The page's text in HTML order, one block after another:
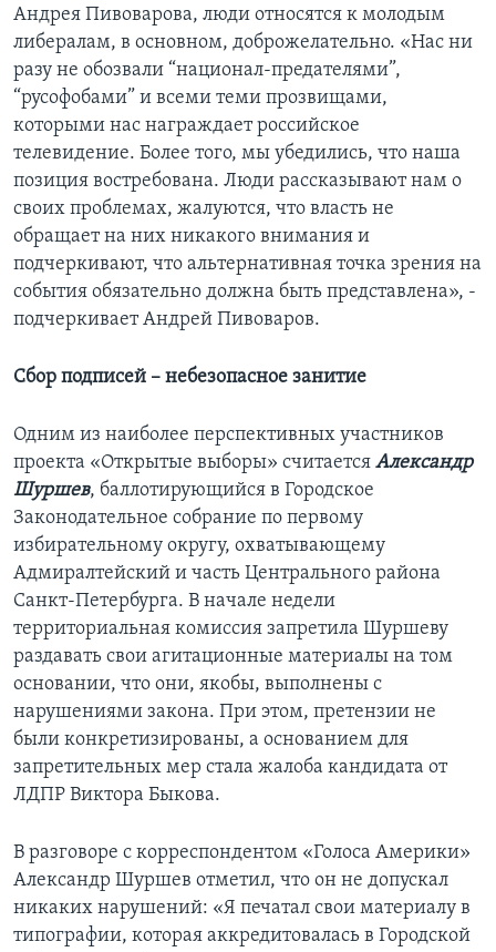
Андрея Пивоварова, люди относятся к молодым
либералам, в основном, доброжелательно. «Нас ни
разу не обозвали “национал-предателями”,
“русофобами” и всеми теми прозвищами,
которыми нас награждает российское
телевидение. Более того, мы убедились, что наша
позиция востребована. Люди рассказывают нам о
своих проблемах, жалуются, что власть не
обращает на них никакого внимания и
подчеркивают, что альтернативная точка зрения на
события обязательно должна быть представлена», -
подчеркивает Андрей Пивоваров.
Сбор подписей – небезопасное занитие
Одним из наиболее перспективных участников
проекта «Открытые выборы» считается Александр
Шуршев, баллотирующийся в Городское
Законодательное собрание по первому
избирательному округу, охватывающему
Адмиралтейский и часть Центрального района
Санкт-Петербурга. В начале недели
территориальная комиссия запретила Шуршеву
раздавать свои агитационные материалы на том
основании, что они, якобы, выполнены с
нарушениями закона. При этом, претензии не
были конкретизированы, а основанием для
запретительных мер стала жалоба кандидата от
ЛДПР Виктора Быкова.
В разговоре с корреспондентом «Голоса Америки»
Александр Шуршев отметил, что он не допускал
никаких нарушений: «Я печатал свои материалу в
типографии, которая аккредитовалась в Городской